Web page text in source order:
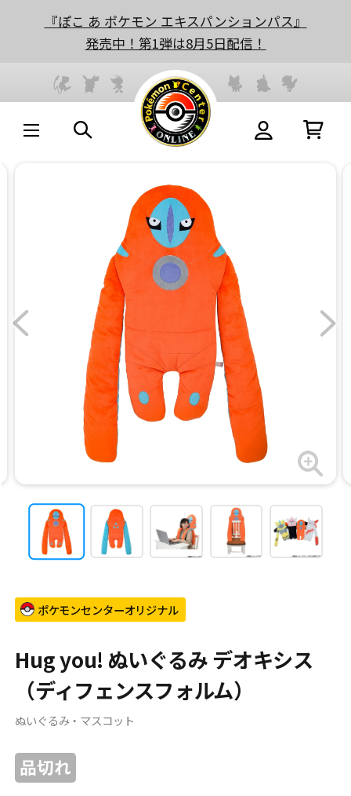
『ぽこ あ ポケモン エキスパンションパス』
発売中！第1弾は8月5日配信！
ポケモンセンターオリジナル
Hug you! ぬいぐるみ デオキシス
（ディフェンスフォルム）
ぬいぐるみ・マスコット
品切れ